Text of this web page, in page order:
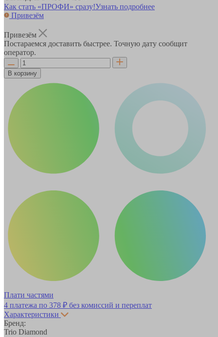
Как стать «ПРОФИ» сразу!Узнать подробнее
Привезём
Привезём
Постараемся доставить быстрее. Точную дату сообщит
оператор.
В корзину
Плати частями
4 платежа по 378 ₽ без комиссий и переплат
Характеристики
Бренд:
Trio Diamond